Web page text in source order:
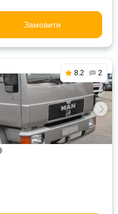
Замовити
8.2 2